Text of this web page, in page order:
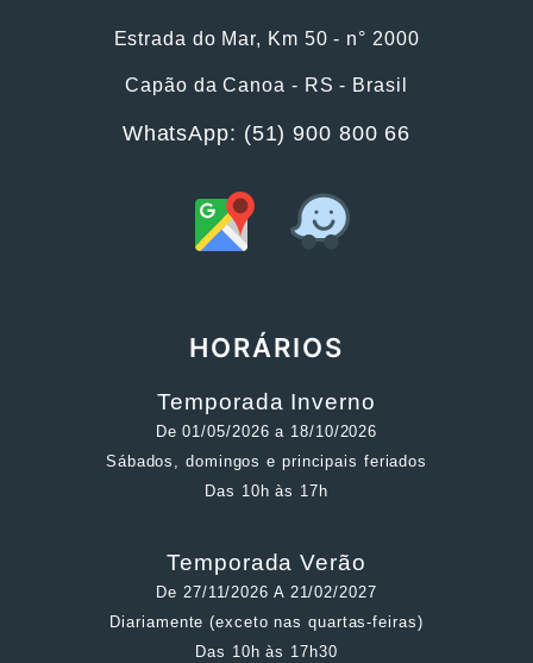
Estrada do Mar, Km 50 - n° 2000
Capão da Canoa - RS - Brasil
WhatsApp: (51) 900 800 66
HORÁRIOS
Temporada Inverno
De 01/05/2026 a 18/10/2026
Sábados, domingos e principais feriados
Das 10h às 17h
Temporada Verão
De 27/11/2026 A 21/02/2027
Diariamente (exceto nas quartas-feiras)
Das 10h às 17h30